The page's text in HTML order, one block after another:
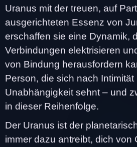
Uranus mit der treuen, auf
ausgerichteten Essenz von
erschaffen sie eine Dynamik,
Verbindungen elektrisieren
von Bindung herausfordern
Person, die sich nach Intimität
Unabhängigkeit sehnt – und
in dieser Reihenfolge.
Der Uranus ist der
immer dazu antreibt, dich von